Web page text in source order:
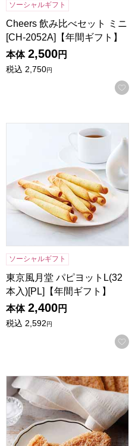
ソーシャルギフト
Cheers 飲み比べセット ミニ
[CH-2052A]【年間ギフト】
本体 2,500円
税込 2,750円
東京風月堂 パピヨットL(32
ソーシャルギフト
東京風月堂 パピヨットL(32
本入)[PL]【年間ギフト】
本体 2,400円
税込 2,592円
ホテルニューオータニ リー